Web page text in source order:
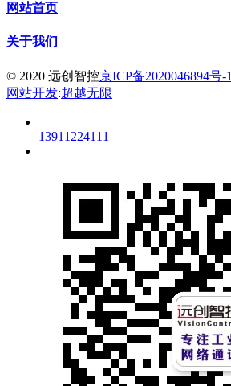
网站首页
关于我们
© 2020 远创智控京ICP备2020046894号-1
网站开发:超越无限
13911224111